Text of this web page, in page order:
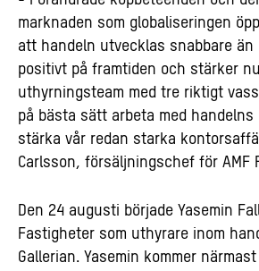
marknaden som globaliseringen
att handeln utvecklas snabbare än
positivt på framtiden och stärker
uthyrningsteam med tre riktigt
på bästa sätt arbeta med
stärka vår redan starka
Carlsson, försäljningschef för AMF
Den 24 augusti började Yasemin
Fastigheter som uthyrare inom
Gallerian. Yasemin kommer